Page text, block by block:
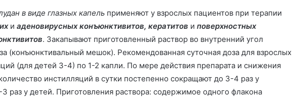
в виде глазных капель применяют у взрослых пациентов при терапии
и аденовирусных конъюнктивитов, кератитов и поверхностных
. Закапывают приготовленный раствор во внутренний угол
(конъюнктивальный мешок). Рекомендованная суточная доза для взрослых
(для детей 3-4) по 1-2 капли. По мере действия препарата и снижения
инстилляций в сутки постепенно сокращают до 3-4 раз у
раз у детей. Приготовления раствора: содержимое одного флакона